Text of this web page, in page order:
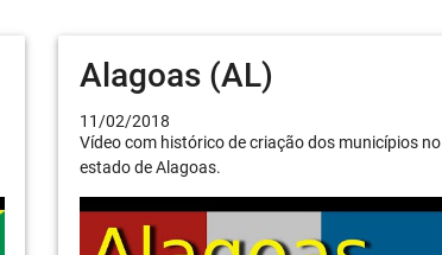
Alagoas (AL)
11/02/2018
Vídeo com histórico de criação dos municípios no
estado de Alagoas.